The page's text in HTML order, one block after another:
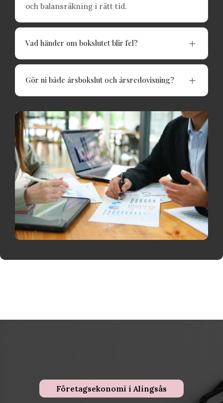
och balansräkning i rätt tid.
Vad händer om bokslutet blir fel? L
Gör ni både årsbokslut och årsredovisning? L
Företagsekonomi iAlingsås